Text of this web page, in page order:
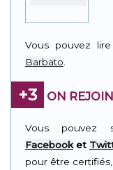
Vous pouvez
Barbato
+3 ON
Vous pouvez
Facebooket
pour être